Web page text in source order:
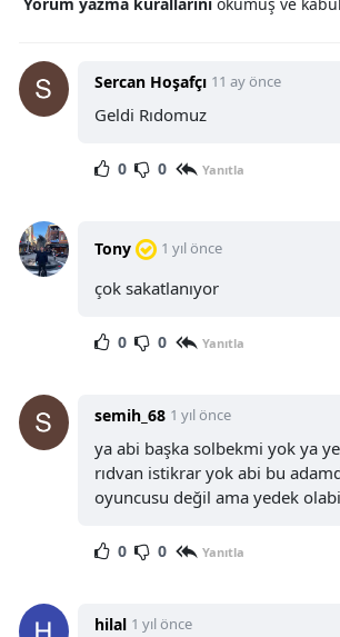
Sercan Hoşafçı 11 ay önce
Geldi Rıdomuz
0 0 Yanıtla
Tony 1 yıl önce
çok sakatlanıyor
0 0 Yanıtla
semih_68 1 yıl önce
ya abi başka solbekmi yok ya
rıdvan istikrar yok abi bu
oyuncusu değil ama yedek
0 0 Yanıtla
hilal 1 yıl önce